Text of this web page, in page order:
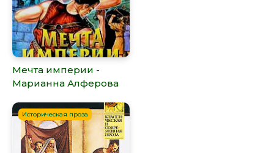
Мечта империи -
Марианна Алферова
Историческая проза